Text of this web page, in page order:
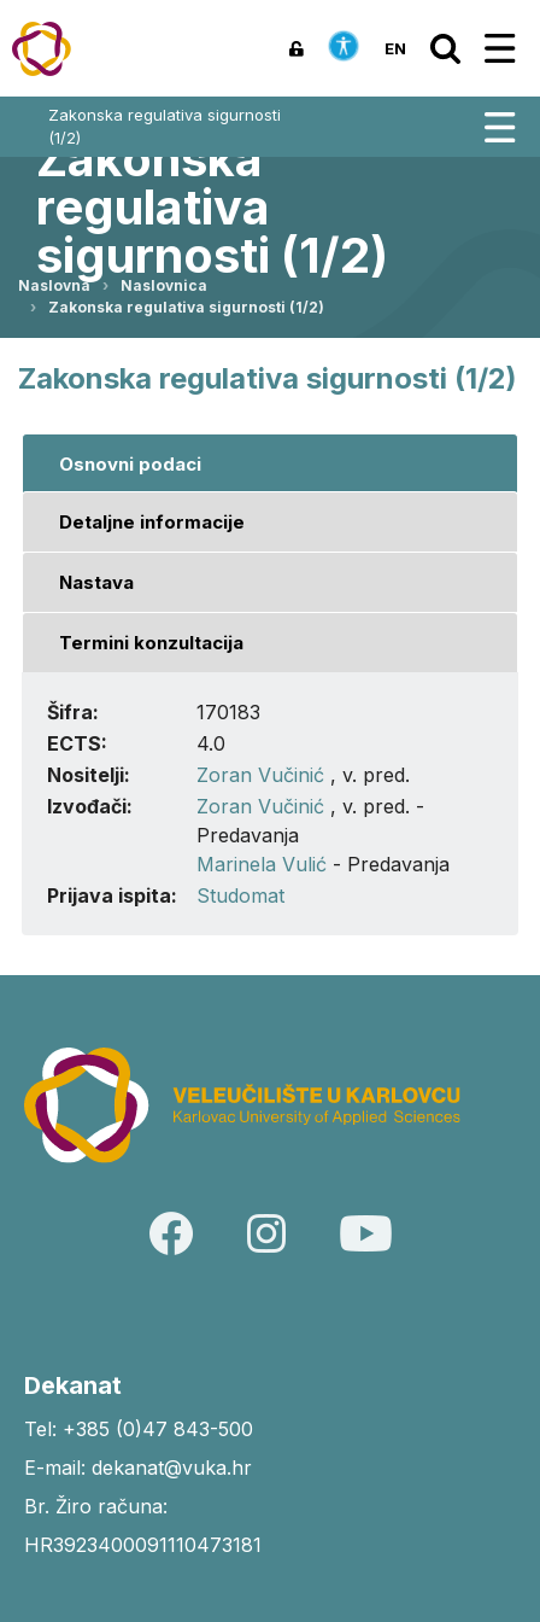
EN
Zakonska regulativa sigurnosti
(1/2)
Zakonska
regulativa
sigurnosti (1/2)
Naslovna
Naslovnica
Zakonska regulativa sigurnosti (1/2)
Zakonska regulativa sigurnosti (1/2)
Osnovni podaci
Detaljne informacije
Nastava
Termini konzultacija
Šifra:
170183
ECTS:
4.0
Nositelji:
Zoran Vučinić , v. pred.
Izvođači:
Zoran Vučinić , v. pred. -
Predavanja
Marinela Vulić - Predavanja
Prijava ispita:
Studomat
Dekanat
Tel: +385 (0)47 843-500
E-mail: dekanat@vuka.hr
Br. Žiro računa:
HR3923400091110473181